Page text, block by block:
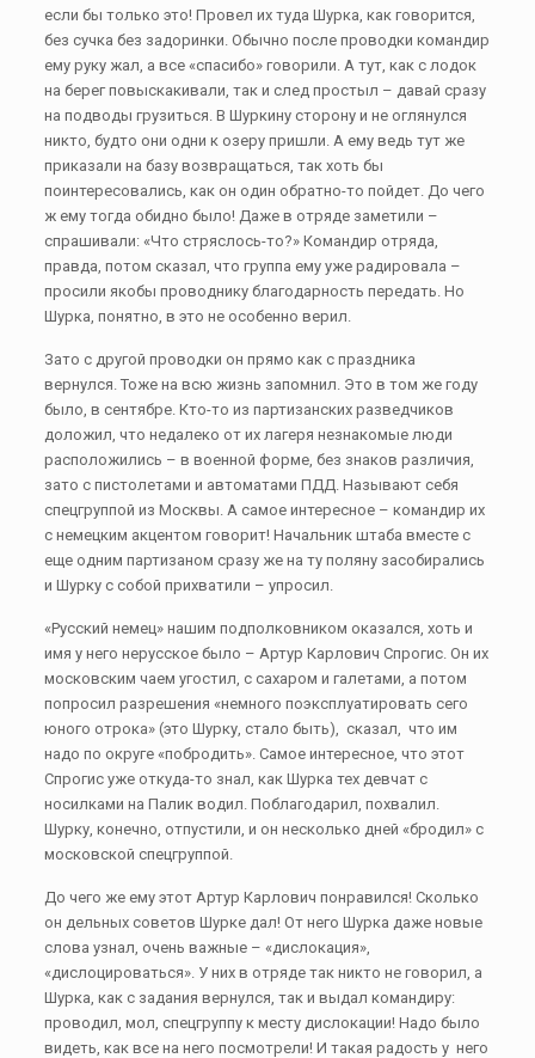
если бы только это! Провел их туда Шурка, как говорится,
без сучка без задоринки. Обычно после проводки командир
ему руку жал, а все «спасибо» говорили. А тут, как с лодок
на берег повыскакивали, так и след простыл – давай сразу
на подводы грузиться. В Шуркину сторону и не оглянулся
никто, будто они одни к озеру пришли. А ему ведь тут же
приказали на базу возвращаться, так хоть бы
поинтересовались, как он один обратно-то пойдет. До чего
ж ему тогда обидно было! Даже в отряде заметили –
спрашивали: «Что стряслось-то?» Командир отряда,
правда, потом сказал, что группа ему уже радировала –
просили якобы проводнику благодарность передать. Но
Шурка, понятно, в это не особенно верил.
Зато с другой проводки он прямо как с праздника
вернулся. Тоже на всю жизнь запомнил. Это в том же году
было, в сентябре. Кто-то из партизанских разведчиков
доложил, что недалеко от их лагеря незнакомые люди
расположились – в военной форме, без знаков различия,
зато с пистолетами и автоматами ПДД. Называют себя
спецгруппой из Москвы. А самое интересное – командир их
с немецким акцентом говорит! Начальник штаба вместе с
еще одним партизаном сразу же на ту поляну засобирались
и Шурку с собой прихватили – упросил.
«Русский немец» нашим подполковником оказался, хоть и
имя у него нерусское было – Артур Карлович Спрогис. Он их
московским чаем угостил, с сахаром и галетами, а потом
попросил разрешения «немного поэксплуатировать сего
юного отрока» (это Шурку, стало быть), сказал, что им
надо по округе «побродить». Самое интересное, что этот
Спрогис уже откуда-то знал, как Шурка тех девчат с
носилками на Палик водил. Поблагодарил, похвалил.
Шурку, конечно, отпустили, и он несколько дней «бродил» с
московской спецгруппой.
До чего же ему этот Артур Карлович понравился! Сколько
он дельных советов Шурке дал! От него Шурка даже новые
слова узнал, очень важные – «дислокация»,
«дислоцироваться». У них в отряде так никто не говорил, а
Шурка, как с задания вернулся, так и выдал командиру:
проводил, мол, спецгруппу к месту дислокации! Надо было
видеть, как все на него посмотрели! И такая радость у него